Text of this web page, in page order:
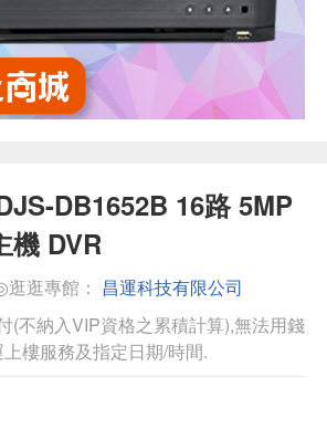
DB1652B 16路 5MP
機 DVR
逛專館： 昌運科技有限公司
(不納入VIP資格之累積計算),無法用錢
樓服務及指定日期/時間.